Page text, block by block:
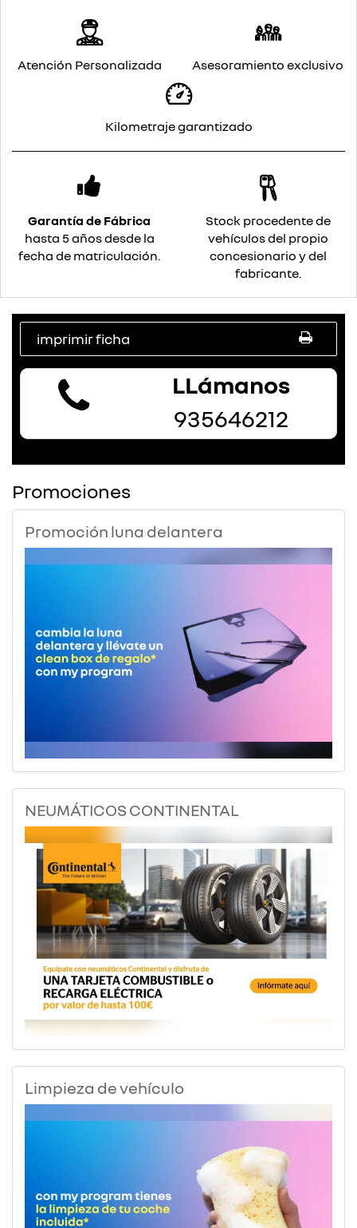
Atención Personalizada Asesoramiento exclusivo
Kilometraje garantizado
Garantía de Fábrica
hasta 5 años desde la
fecha de matriculación.
Stock procedente de
vehículos del propio
concesionario y del
fabricante.
imprimir ficha
LLámanos
935646212
Promociones
Promoción luna delantera
NEUMÁTICOS CONTINENTAL
Limpieza de vehículo